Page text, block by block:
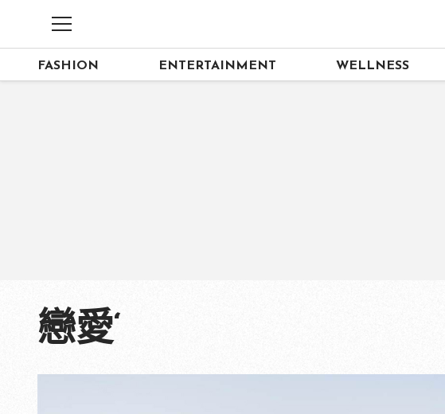
FASHION ENTERTAINMENT WELLNESS
戀愛‘